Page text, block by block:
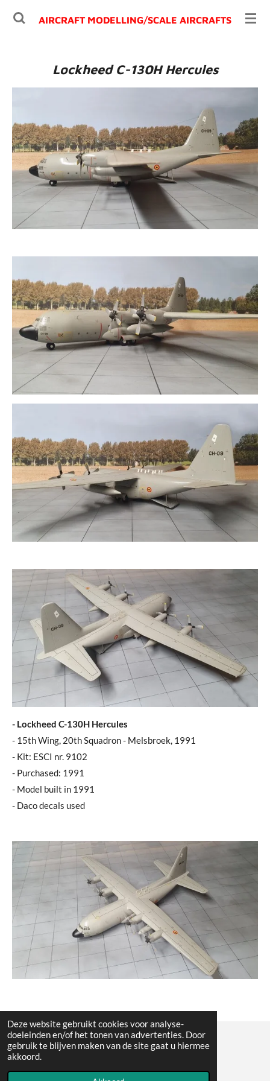
Deze website gebruikt cookies voor analyse-
doeleinden en/of het tonen van advertenties. Door
gebruik te blijven maken van de site gaat u hiermee
akkoord.
Ga
AIRCRAFT MODELLING/SCALE AIRCRAFTS
Lockheed C-130H Hercules
- Lockheed C-130H Hercules
- 15th Wing, 20th Squadron - Melsbroek, 1991
- Kit: ESCI nr. 9102
- Purchased: 1991
- Model built in 1991
- Daco decals used
© All the pictures on this website are copywright protected